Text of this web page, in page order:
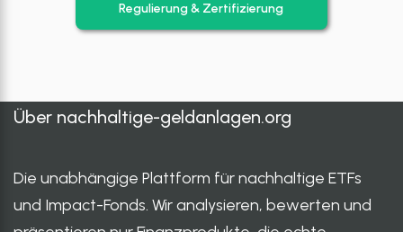
Regulierung & Zertifizierung
Über nachhaltige-geldanlagen.org
Die unabhängige Plattform für nachhaltige ETFs
und Impact-Fonds. Wir analysieren, bewerten und